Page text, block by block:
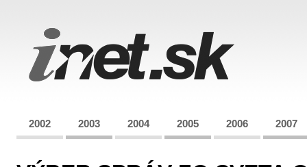
2002 2003 2004 2005 2006 2007